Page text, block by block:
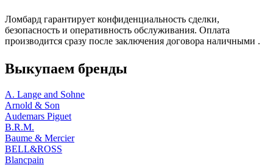
Ломбард гарантирует конфиденциальность сделки,
безопасность и оперативность обслуживания. Оплата
производится сразу после заключения договора наличными .
Выкупаем бренды
A. Lange and Sohne
Arnold & Son
Audemars Piguet
B.R.M.
Baume & Mercier
BELL&ROSS
Blancpain